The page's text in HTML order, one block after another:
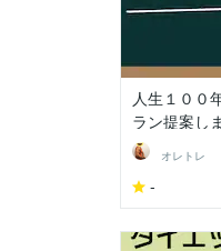
人生１００
ラン提案し
オレトレ
-